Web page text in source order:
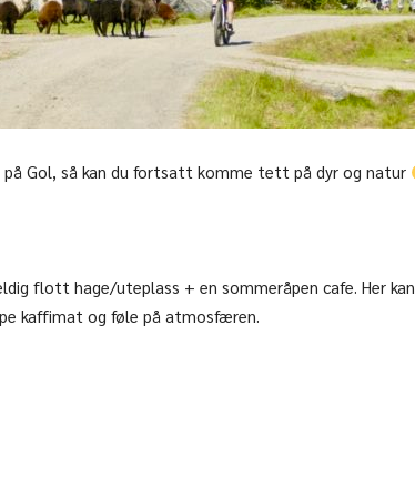
på Gol, så kan du fortsatt komme tett på dyr og natur
flott hage/uteplass + en sommeråpen cafe. Her kan
kaffimat og føle på atmosfæren.